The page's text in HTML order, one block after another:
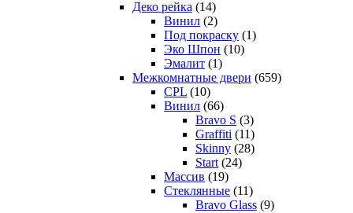
Деко рейка (14)
Винил (2)
Под покраску (1)
Эко Шпон (10)
Эмалит (1)
Межкомнатные двери (659)
CPL (10)
Винил (66)
Bravo S (3)
Graffiti (11)
Skinny (28)
Start (24)
Массив (19)
Стеклянные (11)
Bravo Glass (9)